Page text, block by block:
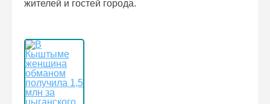
жителей и гостей города.